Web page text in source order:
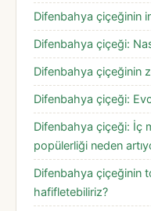
Difenbahya çiçeğinin
Difenbahya çiçeği:
Difenbahya çiçeğinin
Difenbahya çiçeği:
Difenbahya çiçeği: İç
popülerliği neden
Difenbahya çiçeğinin
hafifletebiliriz?